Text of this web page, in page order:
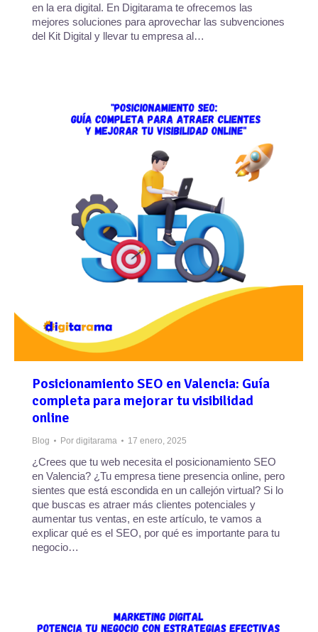
en la era digital. En Digitarama te ofrecemos las
mejores soluciones para aprovechar las subvenciones
del Kit Digital y llevar tu empresa al…
Posicionamiento SEO en Valencia: Guía
completa para mejorar tu visibilidad
online
Blog Por digitarama 17 enero, 2025
¿Crees que tu web necesita el posicionamiento SEO
en Valencia? ¿Tu empresa tiene presencia online, pero
sientes que está escondida en un callejón virtual? Si lo
que buscas es atraer más clientes potenciales y
aumentar tus ventas, en este artículo, te vamos a
explicar qué es el SEO, por qué es importante para tu
negocio…